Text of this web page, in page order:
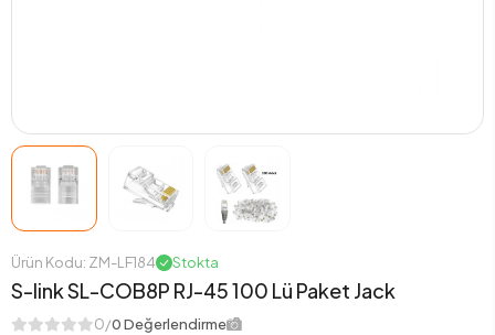
Ürün Kodu: ZM-LF184 Stokta
S-link SL-COB8P RJ-45 100 Lü Paket Jack
0/0 Değerlendirme